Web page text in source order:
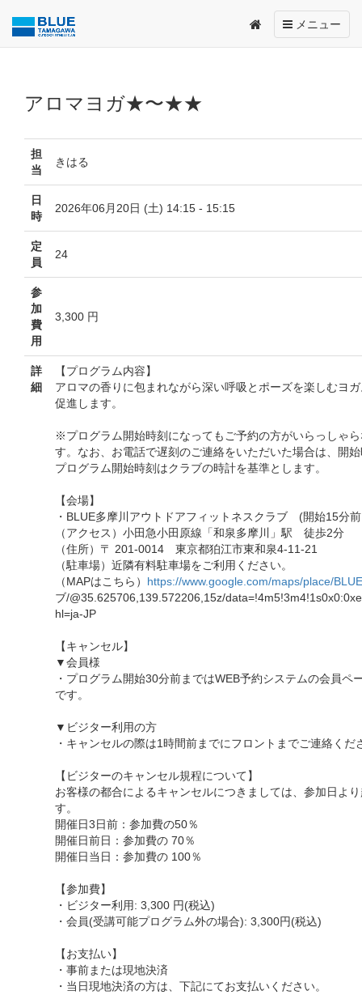
Toggle
navigation
メニュー
アロマヨガ★〜★★
担
当
きはる
日
時
2026年06月20日 (土) 14:15 - 15:15
定
員
24
参
加
費
用
3,300 円
詳
細
【プログラム内容】
アロマの香りに包まれながら深い呼吸とポーズを楽しむヨ
促進します。
※プログラム開始時刻になってもご予約の方がいらっしゃ
す。なお、お電話で遅刻のご連絡をいただいた場合は、開
プログラム開始時刻はクラブの時計を基準とします。
【会場】
・BLUE多摩川アウトドアフィットネスクラブ (開始15分
（アクセス）小田急小田原線「和泉多摩川」駅 徒歩2分
（住所）〒 201-0014 東京都狛江市東和泉4-11-21
（駐車場）近隣有料駐車場をご利用ください。
（MAPはこちら） https://www.google.com/maps/place/BLUE
ブ/@35.625706,139.572206,15z/
hl=ja-JP
【キャンセル】
▼会員様
・プログラム開始30分前まではWEB予約システムの会員
です。
▼ビジター利用の方
・キャンセルの際は1時間前までにフロントまでご連絡くだ
【ビジターのキャンセル規程について】
お客様の都合によるキャンセルにつきましては、参加日よ
す。
開催日3日前：参加費の50％
開催日前日：参加費の 70％
開催日当日：参加費の 100％
【参加費】
・ビジター利用: 3,300 円(税込)
・会員(受講可能プログラム外の場合): 3,300円(税込)
【お支払い】
・事前または現地決済
・当日現地決済の方は、下記にてお支払いください。